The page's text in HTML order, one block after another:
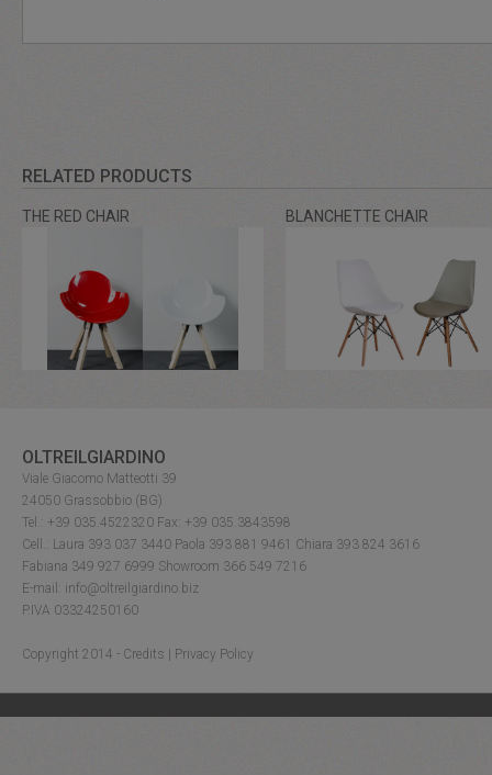
RELATED PRODUCTS
THE RED CHAIR BLANCHETTE CHAIR
OLTREILGIARDINO
Viale Giacomo Matteotti 39
24050 Grassobbio (BG)
Tel.: +39 035.4522320 Fax: +39 035.3843598
Cell.: Laura 393 037 3440 Paola 393 881 9461 Chiara 393 824 3616
Fabiana 349 927 6999 Showroom 366 549 7216
E-mail: info@oltreilgiardino.biz
P.IVA 03324250160
Copyright 2014 - Credits Privacy Policy